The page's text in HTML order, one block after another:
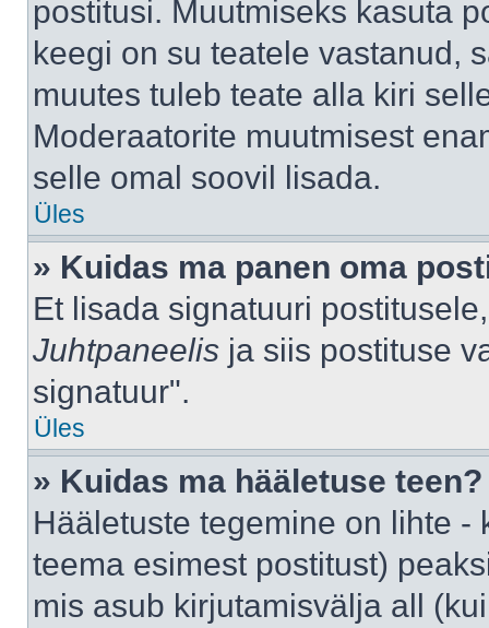
postitusi. Muutmiseks kasuta
keegi on su teatele vastanud,
muutes tuleb teate alla kiri
Moderaatorite muutmisest
selle omal soovil lisada.
Üles
» Kuidas ma panen oma
Et lisada signatuuri
Juhtpaneelis ja siis postituse
signatuur".
Üles
» Kuidas ma hääletuse teen?
Hääletuste tegemine on lihte
teema esimest postitust)
mis asub kirjutamisvälja all